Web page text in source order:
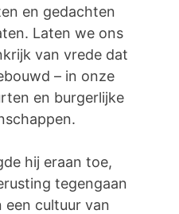
en gedachten
Laten we ons
van vrede dat
– in onze
en burgerlijke
hij eraan toe,
tegengaan
een cultuur van